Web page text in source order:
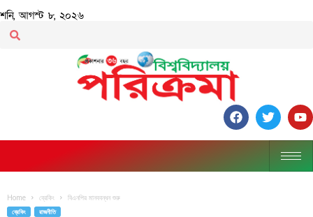
শনি, আগস্ট ৮, ২০২৬
Home ব্রেকিং বিএনপির মানববন্ধন শুরু
ব্রেকিং রাজনীতি